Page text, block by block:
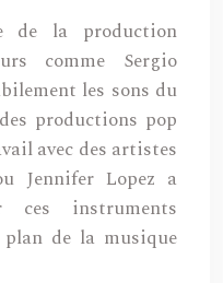
de la production
comme Sergio
les sons du
productions pop
avec des artistes
Jennifer Lopez a
ces instruments
de la musique